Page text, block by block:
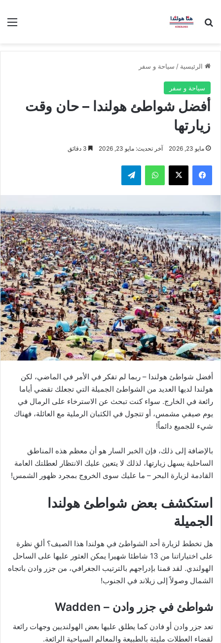
بحث عن
الرئيسية / سياحة و سفر
سياحة و سفر
أفضل شواطئ هولندا – حان وقت
زيارتها
مايو 23, 2026 آخر تحديث: مايو 23, 2026
فيسبوك ‫X واتساب تيلقرام
أفضل شواطئ هولندا – ربما لم تفكر في الأمر في الماضي، لكن
هولندا لديها العديد من الشواطئ الجميلة التي تجعلك تقضي أياما
رائعة في الخارج. سواء كنت تبحث عن الاسترخاء على الرمال في
يوم صيفي مشمس، أو تتجول في الكثبان الرملية مع العائلة، فهناك
شيء للجميع دائماً!
بالإضافة إلى ذلك، فإن الخبر السار هو أن معظم هذه المناطق
الساحلية يسهل زيارتها، لذلك لا يتعين عليك الانتظار لعطلتك العامة
القادمة لزيارة البحر – ما عليك سوى الخروج بمجرد ظهور الشمس!
استكشف بعض شواطئ هولندا
الجميلة
هل تخطط لزيارة أحد الشواطئ في هولندا هذا الصيف؟ ألقِ نظرة
على اختياراتنا من 13 شاطئا شهيرا يمكن العثور عليها على الساحل
الهولندي. لقد قمنا بإدراجهم بالترتيب الجغرافي، من جزر وادن باتجاه
الشمال وصولاً إلى زيلاند في الجنوب!
شواطئ في جزر وادن – Wadden
تعد جزر وادن أو فادن كما يطلق عليها بعض الهولنديين وجهات رائعة
لقضاء العطلات مليئة بالطبيعة والمعالم السياحية الرائعة.